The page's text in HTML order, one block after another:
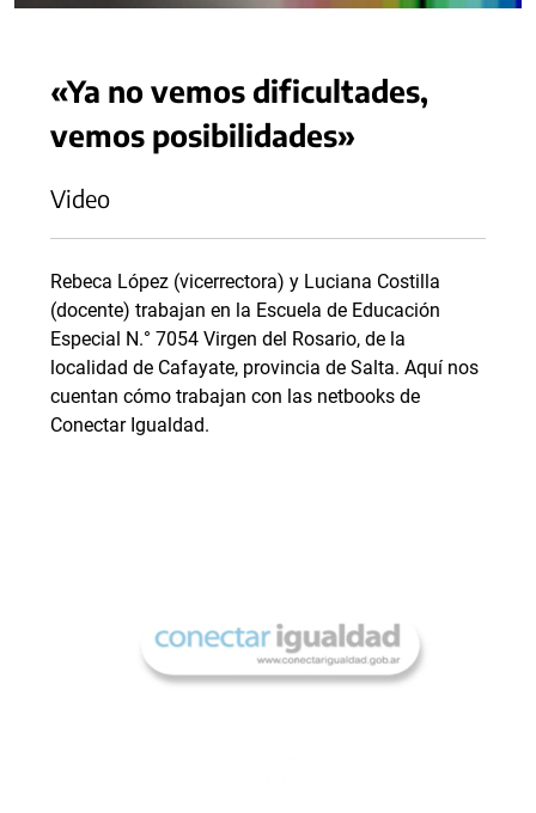
«Ya no vemos dificultades,
vemos posibilidades»
Video
Rebeca López (vicerrectora) y Luciana Costilla
(docente) trabajan en la Escuela de Educación
Especial N.° 7054 Virgen del Rosario, de la
localidad de Cafayate, provincia de Salta. Aquí nos
cuentan cómo trabajan con las netbooks de
Conectar Igualdad.